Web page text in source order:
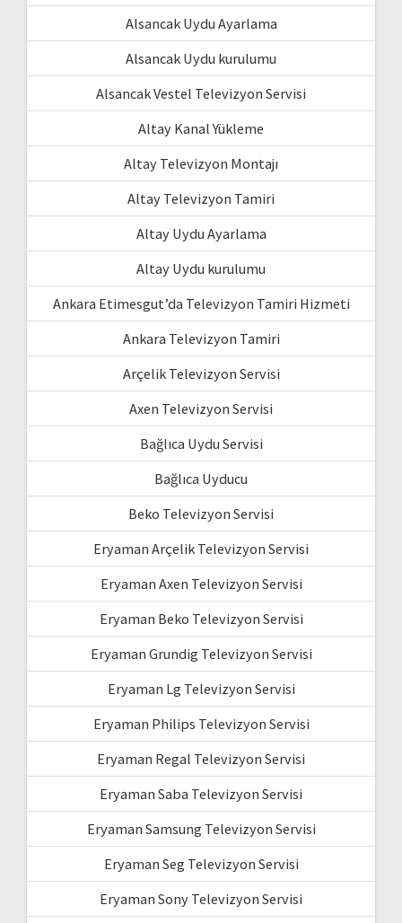
Alsancak Uydu Ayarlama
Alsancak Uydu kurulumu
Alsancak Vestel Televizyon Servisi
Altay Kanal Yükleme
Altay Televizyon Montajı
Altay Televizyon Tamiri
Altay Uydu Ayarlama
Altay Uydu kurulumu
Ankara Etimesgut’da Televizyon Tamiri Hizmeti
Ankara Televizyon Tamiri
Arçelik Televizyon Servisi
Axen Televizyon Servisi
Bağlıca Uydu Servisi
Bağlıca Uyducu
Beko Televizyon Servisi
Eryaman Arçelik Televizyon Servisi
Eryaman Axen Televizyon Servisi
Eryaman Beko Televizyon Servisi
Eryaman Grundig Televizyon Servisi
Eryaman Lg Televizyon Servisi
Eryaman Philips Televizyon Servisi
Eryaman Regal Televizyon Servisi
Eryaman Saba Televizyon Servisi
Eryaman Samsung Televizyon Servisi
Eryaman Seg Televizyon Servisi
Eryaman Sony Televizyon Servisi